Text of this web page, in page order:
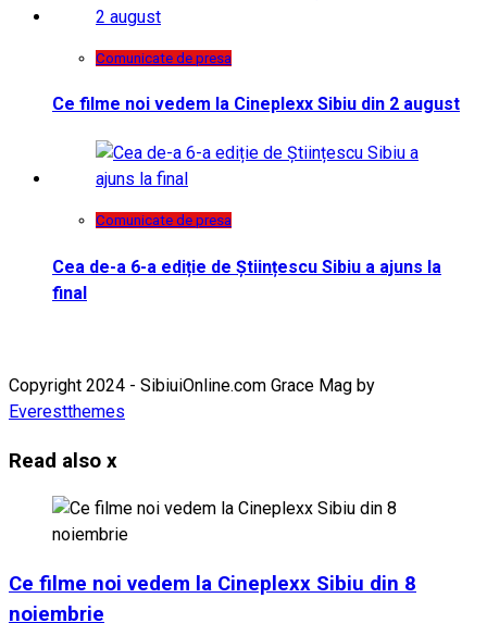
Comunicate de presa
Ce filme noi vedem la Cineplexx Sibiu din 2 august
Comunicate de presa
Cea de-a 6-a ediție de Științescu Sibiu a ajuns la
final
Copyright 2024 - SibiuiOnline.com Grace Mag by
Everestthemes
Read also x
Ce filme noi vedem la Cineplexx Sibiu din 8
noiembrie